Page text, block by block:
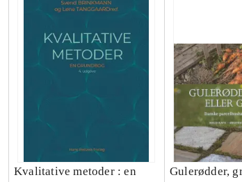
Kvalitative metoder : en
Gulerødder,